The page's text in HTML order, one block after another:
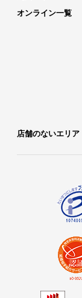
オンライン一覧
店舗のないエリア